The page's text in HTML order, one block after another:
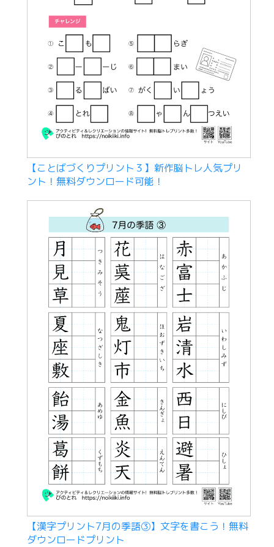
【ことばづくりプリント３】新作脳トレ人気プリ
ント！無料ダウンロード可能！
【漢字プリント7月の季語③】文字を書こう！無料
ダウンロードプリント